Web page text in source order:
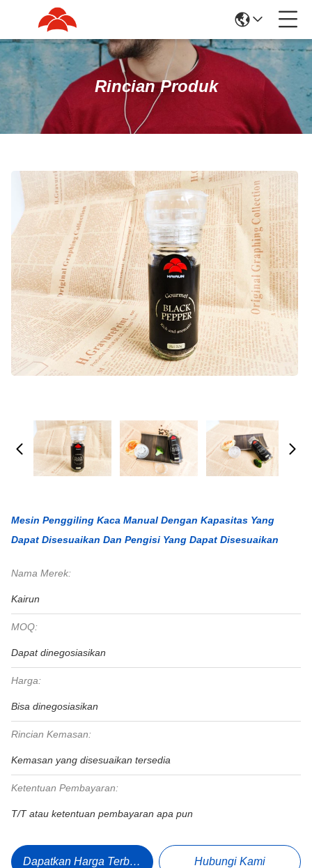
Rincian Produk
Mesin Penggiling Kaca Manual Dengan Kapasitas Yang
Dapat Disesuaikan Dan Pengisi Yang Dapat Disesuaikan
Nama Merek:
Kairun
MOQ:
Dapat dinegosiasikan
Harga:
Bisa dinegosiasikan
Rincian Kemasan:
Kemasan yang disesuaikan tersedia
Ketentuan Pembayaran:
T/T atau ketentuan pembayaran apa pun
Dapatkan Harga Terbaik Hubungi Kami